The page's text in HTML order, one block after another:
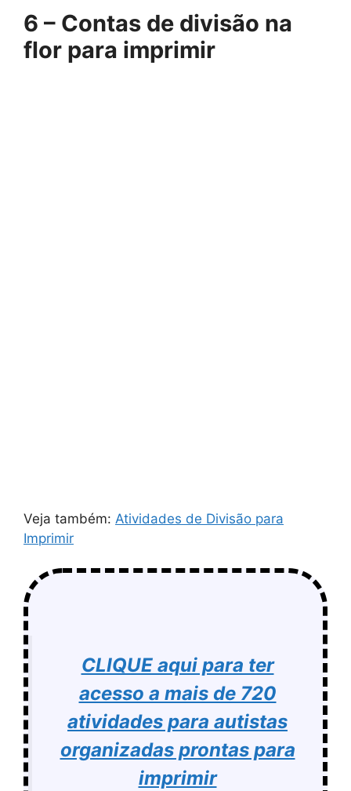
6 – Contas de divisão na
flor para imprimir
Veja também: Atividades de Divisão para
Imprimir
CLIQUE aqui para ter
acesso a mais de 720
atividades para autistas
organizadas prontas para
imprimir